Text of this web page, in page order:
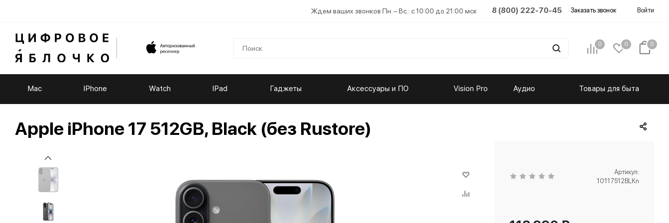
Войти
8 (800) 222-70-45 Заказать звонок
Ждем ваших звонков Пн. – Вс.: с 10:00 до 21:00 мск
0 0 0
Mac IPhone Watch IPad Гаджеты Аксессуары и ПО Vision Pro Аудио Товары для быта
Apple iPhone 17 512GB, Black (без Rustore)
Артикул:
10117512BLKn